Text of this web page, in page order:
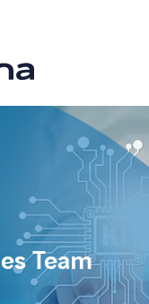
Team